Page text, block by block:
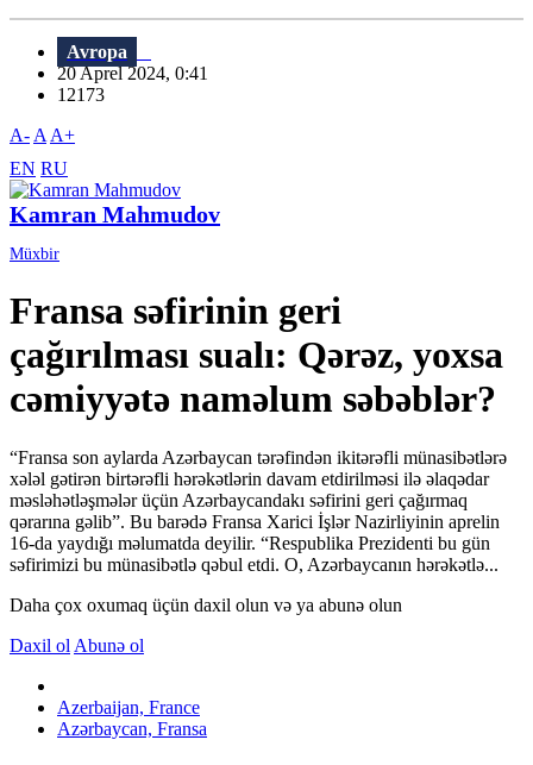
Avropa
20 Aprel 2024, 0:41
12173
A- A A+
EN RU
Kamran Mahmudov
Müxbir
Fransa səfirinin geri
çağırılması sualı: Qərəz, yoxsa
cəmiyyətə naməlum səbəblər?
“Fransa son aylarda Azərbaycan tərəfindən ikitərəfli münasibətlərə
xələl gətirən birtərəfli hərəkətlərin davam etdirilməsi ilə əlaqədar
məsləhətləşmələr üçün Azərbaycandakı səfirini geri çağırmaq
qərarına gəlib”. Bu barədə Fransa Xarici İşlər Nazirliyinin aprelin
16-da yaydığı məlumatda deyilir. “Respublika Prezidenti bu gün
səfirimizi bu münasibətlə qəbul etdi. O, Azərbaycanın hərəkətlə...
Daha çox oxumaq üçün daxil olun və ya abunə olun
Daxil ol Abunə ol
Azerbaijan, France
Azərbaycan, Fransa